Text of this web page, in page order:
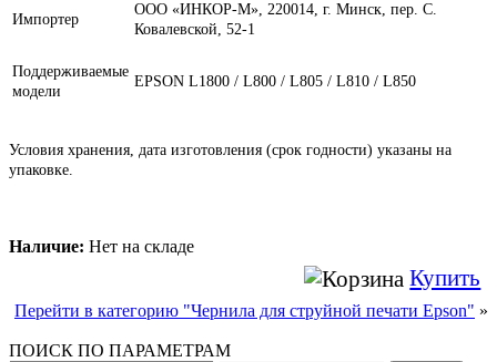
Импортер
ООО «ИНКОР-М», 220014, г. Минск, пер. С.
Ковалевской, 52-1
Поддерживаемые
модели
EPSON L1800 / L800 / L805 / L810 / L850
Условия хранения, дата изготовления (срок годности) указаны на
упаковке.
Наличие: Нет на складе
Купить
Перейти в категорию "Чернила для струйной печати Epson" »
ПОИСК ПО ПАРАМЕТРАМ